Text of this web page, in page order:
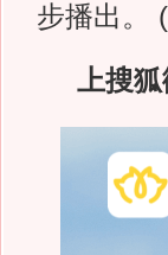
步播出。
上搜狐